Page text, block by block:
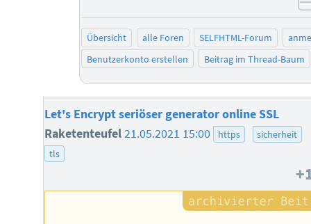
Übersicht alle Foren SELFHTML-Forum
Benutzerkonto erstellen
Beitrag im Thread-Baum
Let's Encrypt seriöser generator online SSL
Raketenteufel21.05.2021 15:00 https
sicherheit
tls